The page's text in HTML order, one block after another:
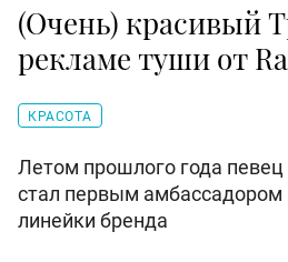
(Очень) красивый
рекламе туши от
КРАСОТА
Летом прошлого года
стал первым амбассадором
линейки бренда